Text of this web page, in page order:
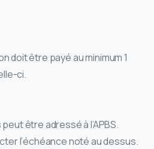
doit être payé au minimum 1
ci.
être adressé à l’APBS.
l’échéance noté au dessus.